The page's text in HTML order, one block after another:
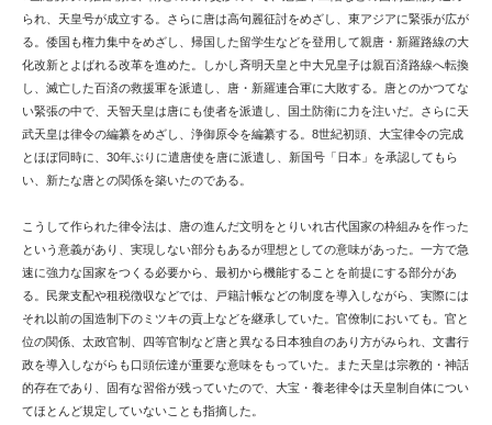
られ、天皇号が成立する。さらに唐は高句麗征討をめざし、東アジアに緊張が広が
る。倭国も権力集中をめざし、帰国した留学生などを登用して親唐・新羅路線の大
化改新とよばれる改革を進めた。しかし斉明天皇と中大兄皇子は親百済路線へ転換
し、滅亡した百済の救援軍を派遣し、唐・新羅連合軍に大敗する。唐とのかつてな
い緊張の中で、天智天皇は唐にも使者を派遣し、国土防衛に力を注いだ。さらに天
武天皇は律令の編纂をめざし、浄御原令を編纂する。8世紀初頭、大宝律令の完成
とほぼ同時に、30年ぶりに遣唐使を唐に派遣し、新国号「日本」を承認してもら
い、新たな唐との関係を築いたのである。
こうして作られた律令法は、唐の進んだ文明をとりいれ古代国家の枠組みを作った
という意義があり、実現しない部分もあるが理想としての意味があった。一方で急
速に強力な国家をつくる必要から、最初から機能することを前提にする部分があ
る。民衆支配や租税徴収などでは、戸籍計帳などの制度を導入しながら、実際には
それ以前の国造制下のミツキの貢上などを継承していた。官僚制においても。官と
位の関係、太政官制、四等官制など唐と異なる日本独自のあり方がみられ、文書行
政を導入しながらも口頭伝達が重要な意味をもっていた。また天皇は宗教的・神話
的存在であり、固有な習俗が残っていたので、大宝・養老律令は天皇制自体につい
てほとんど規定していないことも指摘した。